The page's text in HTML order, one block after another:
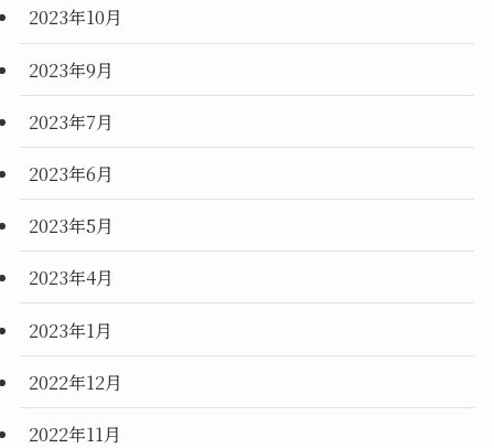
2023年10月
2023年9月
2023年7月
2023年6月
2023年5月
2023年4月
2023年1月
2022年12月
2022年11月